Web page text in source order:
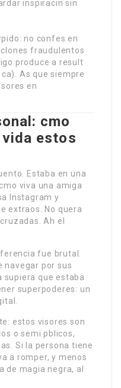
inspiracin sin
no confes en
fraudulentos
produce a result
As que siempre
en
cmo
estos
Estaba en una
viva una amiga
Instagram y
extraos. No quera
Ah el
fue brutal.
navegar por sus
supiera que estaba
superpoderes: un
estos visores son
o semi pblicos,
Si la persona tiene
a romper, y menos
de magia negra, al